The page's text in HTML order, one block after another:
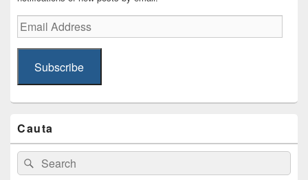
Email
Address
Subscribe
Cauta
Search
for:
Search